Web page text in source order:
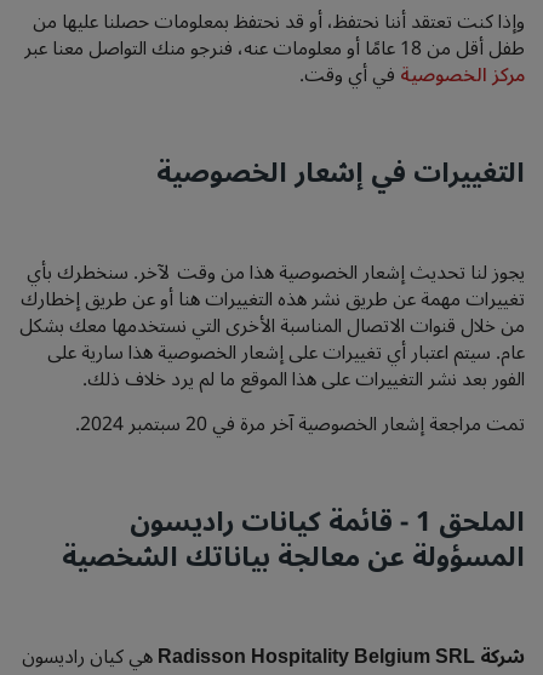
وإذا كنت تعتقد أننا نحتفظ، أو قد نحتفظ بمعلومات حصلنا عليها من
طفل أقل من 18 عامًا أو معلومات عنه، فنرجو منك التواصل معنا عبر
مركز الخصوصيةفي أي وقت.
التغييرات في إشعار الخصوصية
يجوز لنا تحديث إشعار الخصوصية هذا من وقت لآخر. سنخطرك بأي
تغييرات مهمة عن طريق نشر هذه التغييرات هنا أو عن طريق إخطارك
من خلال قنوات الاتصال المناسبة الأخرى التي نستخدمها معك بشكل
عام. سيتم اعتبار أي تغييرات على إشعار الخصوصية هذا سارية على
الفور بعد نشر التغييرات على هذا الموقع ما لم يرد خلاف ذلك.
تمت مراجعة إشعار الخصوصية آخر مرة في 20 سبتمبر 2024.
الملحق 1 - قائمة كيانات راديسون
المسؤولة عن معالجة بياناتك الشخصية
شركة Radisson Hospitality Belgium SRL هي كيان راديسون